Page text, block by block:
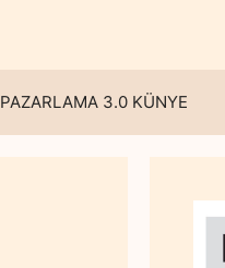
PAZARLAMA 3.0 KÜNYE